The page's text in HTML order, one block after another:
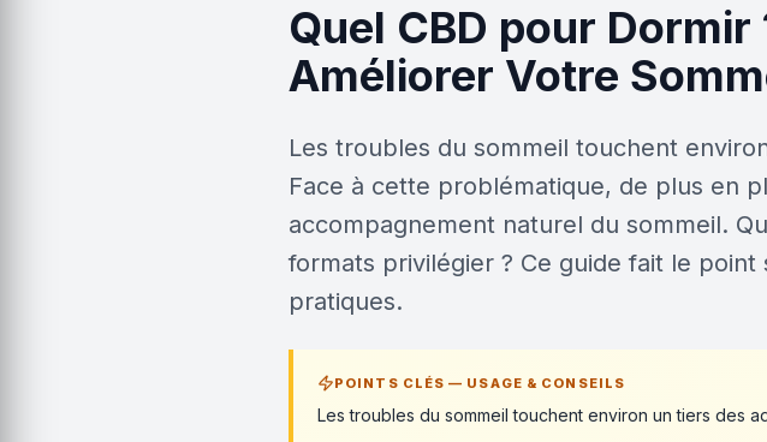
Quel CBD pour
Améliorer Votre
Les troubles du sommeil touchent
Face à cette problématique, de plus en
accompagnement naturel du sommeil.
formats privilégier ? Ce guide fait le
pratiques.
POINTS CLÉS — USAGE & CONSEILS
Les troubles du sommeil touchent environ un tiers des